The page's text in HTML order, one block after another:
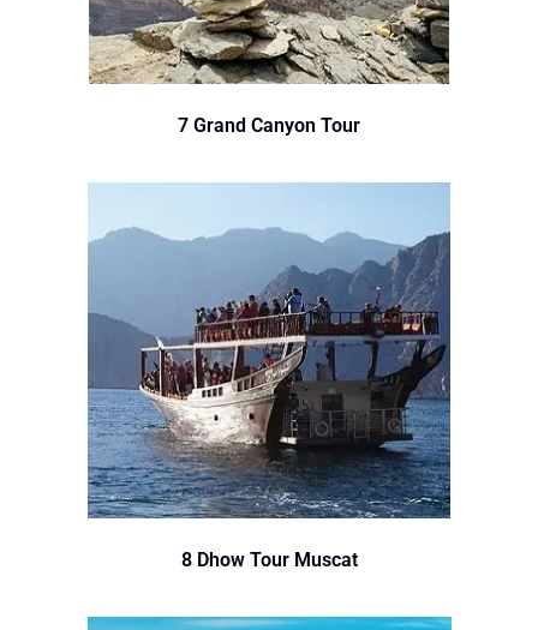
7 Grand Canyon Tour
8 Dhow Tour Muscat